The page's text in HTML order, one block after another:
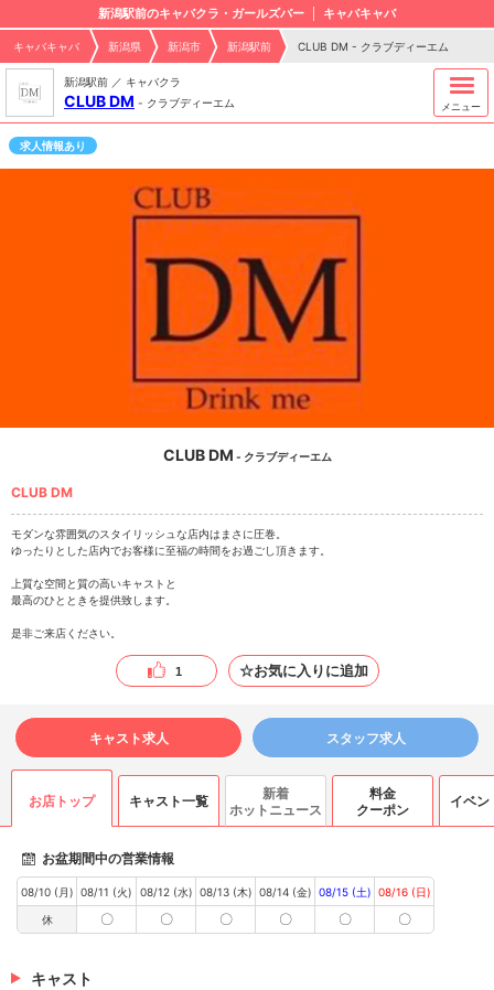
新潟駅前のキャバクラ・ガールズバー キャバキャバ
キャバキャバ 新潟県 新潟市 新潟駅前 CLUB DM - クラブディーエム
新潟駅前 ／ キャバクラ
CLUB DM - クラブディーエム メニュー
求人情報あり
CLUB DM - クラブディーエム
CLUB DM
モダンな雰囲気のスタイリッシュな店内はまさに圧巻。
ゆったりとした店内でお客様に至福の時間をお過ごし頂きます。
上質な空間と質の高いキャストと
最高のひとときを提供致します。
是非ご来店ください。
1 ☆お気に入りに追加
キャスト求人 スタッフ求人
お店トップ キャスト一覧
新着
ホットニュース
料金
クーポン
イベン
お盆期間中の営業情報
08/10 (月)
休
08/11 (火)
〇
08/12 (水)
〇
08/13 (木)
〇
08/14 (金)
〇
08/15 (土)
〇
08/16 (日)
〇
キャスト